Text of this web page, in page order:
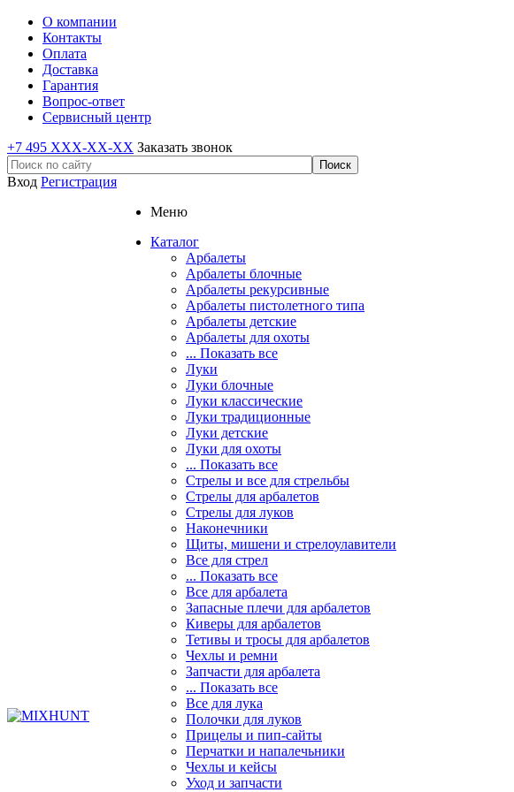
О компании
Контакты
Оплата
Доставка
Гарантия
Вопрос-ответ
Сервисный центр
+7 495 XXX-XX-XX Заказать звонок
Вход Регистрация
Меню
Каталог
Арбалеты
Арбалеты блочные
Арбалеты рекурсивные
Арбалеты пистолетного типа
Арбалеты детские
Арбалеты для охоты
... Показать все
Луки
Луки блочные
Луки классические
Луки традиционные
Луки детские
Луки для охоты
... Показать все
Стрелы и все для стрельбы
Стрелы для арбалетов
Стрелы для луков
Наконечники
Щиты, мишени и стрелоулавители
Все для стрел
... Показать все
Все для арбалета
Запасные плечи для арбалетов
Киверы для арбалетов
Тетивы и тросы для арбалетов
Чехлы и ремни
Запчасти для арбалета
... Показать все
Все для лука
Полочки для луков
Прицелы и пип-сайты
Перчатки и напалечьники
Чехлы и кейсы
Уход и запчасти